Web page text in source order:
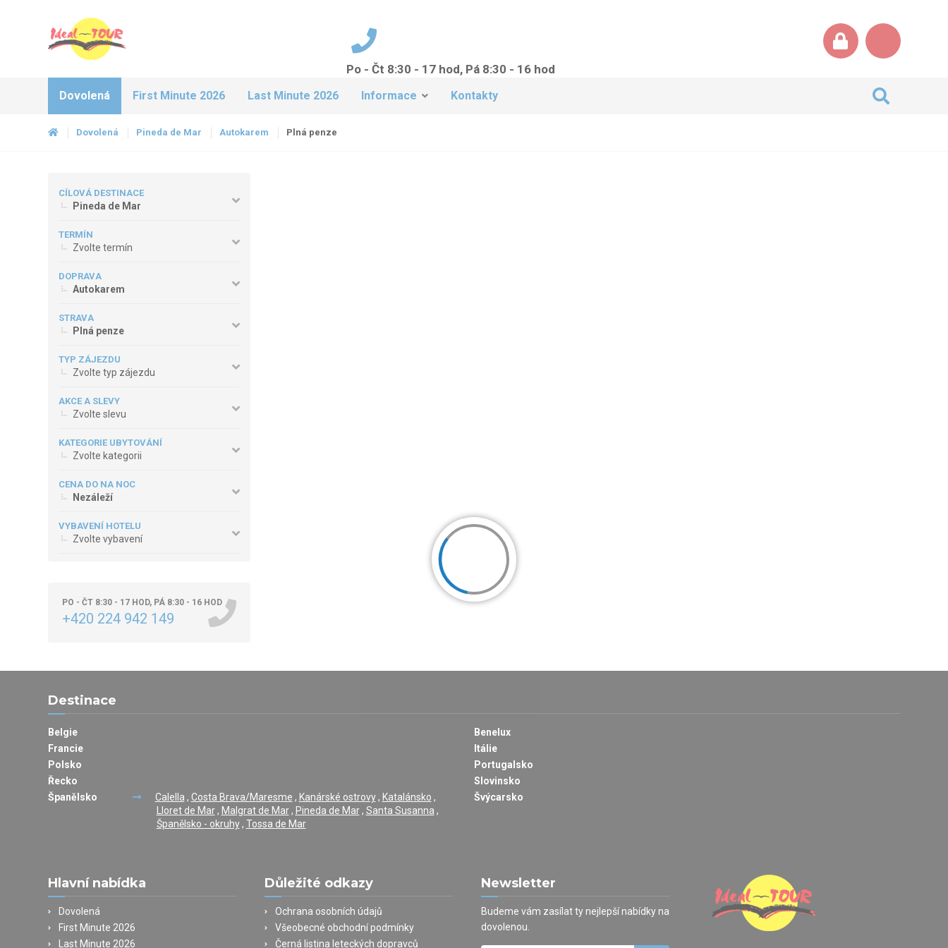
Po - Čt 8:30 - 17 hod, Pá 8:30 - 16 hod
Dovolená First Minute 2026 Last Minute 2026 Informace Kontakty
Dovolená Pineda de Mar Autokarem Plná penze
CÍLOVÁ DESTINACE
Pineda de Mar
TERMÍN
Zvolte termín
DOPRAVA
Autokarem
STRAVA
Plná penze
TYP ZÁJEZDU
Zvolte typ zájezdu
AKCE A SLEVY
Zvolte slevu
KATEGORIE UBYTOVÁNÍ
Zvolte kategorii
CENA DO NA NOC
Nezáleží
VYBAVENÍ HOTELU
Zvolte vybavení
PO - ČT 8:30 - 17 HOD, PÁ 8:30 - 16 HOD
+420 224 942 149
Destinace
Belgie
Benelux
Francie
Itálie
Polsko
Portugalsko
Řecko
Slovinsko
Španělsko
Calella , Costa Brava/Maresme , Kanárské ostrovy, Katalánsko ,
Lloret de Mar, Malgrat de Mar, Pineda de Mar, Santa Susanna ,
Španělsko - okruhy, Tossa de Mar
Švýcarsko
Hlavní nabídka
Dovolená
First Minute 2026
Last Minute 2026
Důležité odkazy
Ochrana osobních údajů
Všeobecné obchodní podmínky
Černá listina leteckých dopravců
Newsletter
Budeme vám zasílat ty nejlepší nabídky na
dovolenou.